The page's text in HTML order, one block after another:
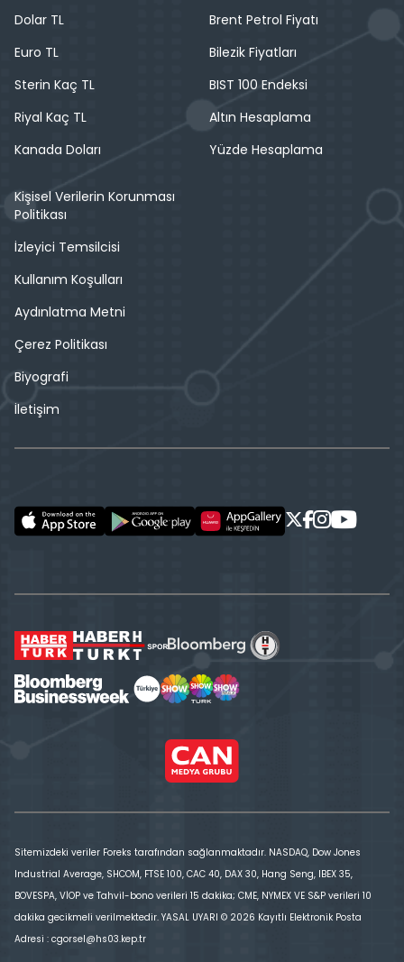
Dolar TL
Euro TL
Sterin Kaç TL
Riyal Kaç TL
Kanada Doları
Brent Petrol Fiyatı
Bilezik Fiyatları
BIST 100 Endeksi
Altın Hesaplama
Yüzde Hesaplama
Kişisel Verilerin Korunması
Politikası
İzleyici Temsilcisi
Kullanım Koşulları
Aydınlatma Metni
Çerez Politikası
Biyografi
İletişim
Sitemizdeki veriler Foreks tarafından sağlanmaktadır. NASDAQ, Dow Jones
Industrial Average, SHCOM, FTSE 100, CAC 40, DAX 30, Hang Seng, IBEX 35,
BOVESPA, VİOP ve Tahvil-bono verileri 15 dakika; CME, NYMEX VE S&P verileri 10
dakika gecikmeli verilmektedir. YASAL UYARI © 2026 Kayıtlı Elektronik Posta
Adresi : cgorsel@hs03.kep.tr